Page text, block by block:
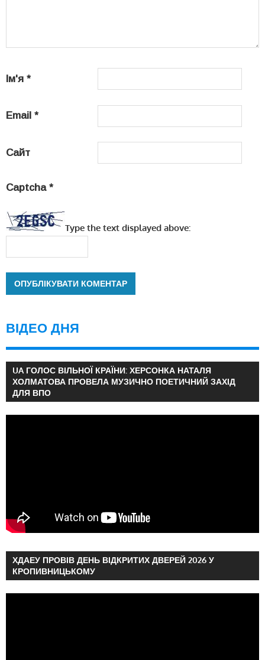
Ім'я *
Email *
Сайт
Captcha *
Type the text displayed above:
ВІДЕО ДНЯ
UA ГОЛОС ВІЛЬНОЇ КРАЇНИ: ХЕРСОНКА НАТАЛЯ
ХОЛМАТОВА ПРОВЕЛА МУЗИЧНО ПОЕТИЧНИЙ ЗАХІД
ДЛЯ ВПО
ХДАЕУ ПРОВІВ ДЕНЬ ВІДКРИТИХ ДВЕРЕЙ 2026 У
КРОПИВНИЦЬКОМУ